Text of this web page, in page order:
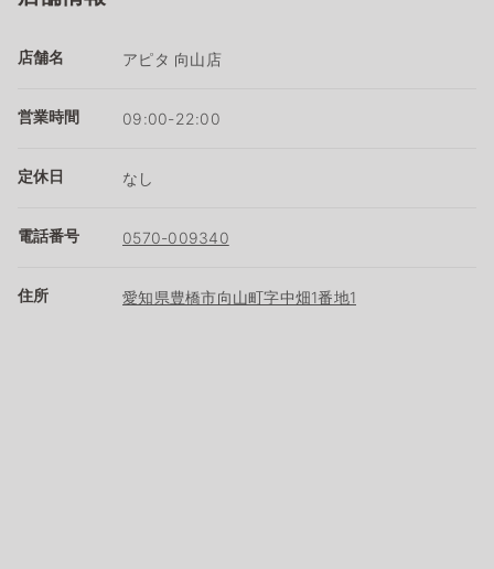
店舗名 アピタ 向山店
営業時間 09:00-22:00
定休日 なし
電話番号 0570-009340
住所 愛知県豊橋市向山町字中畑1番地1